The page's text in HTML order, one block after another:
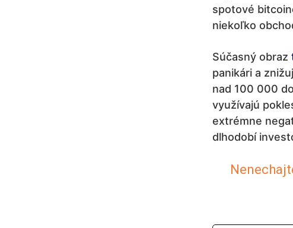
spotové
niekoľko
Súčasný obraz
panikári a
nad 100 000
využívajú
extrémne
dlhodobí